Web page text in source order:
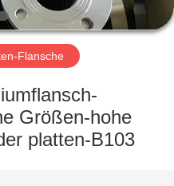
Flansche
Größen-hohe
platten-B103